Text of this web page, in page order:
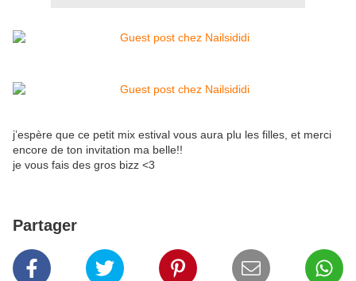
j’espère que ce petit mix estival vous aura plu les filles, et merci
encore de ton invitation ma belle!!
je vous fais des gros bizz <3
Partager